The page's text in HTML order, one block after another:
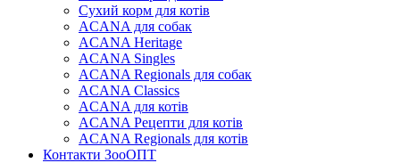
Сухий корм для котів
ACANA для собак
ACANA Heritage
ACANA Singles
ACANA Regionals для собак
ACANA Classics
ACANA для котів
ACANA Рецепти для котів
ACANA Regionals для котів
Контакти ЗооОПТ